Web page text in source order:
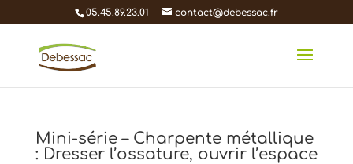
05.45.89.23.01 contact@debessac.fr
Mini-série – Charpente métallique
: Dresser l’ossature, ouvrir l’espace